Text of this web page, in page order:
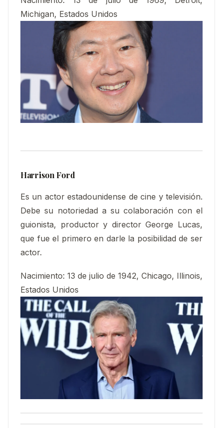
Michigan, Estados Unidos
Harrison Ford
Es un actor estadounidense de cine y televisión.
Debe su notoriedad a su colaboración con el
guionista, productor y director George Lucas,
que fue el primero en darle la posibilidad de ser
actor.
Nacimiento: 13 de julio de 1942, Chicago, Illinois,
Estados Unidos